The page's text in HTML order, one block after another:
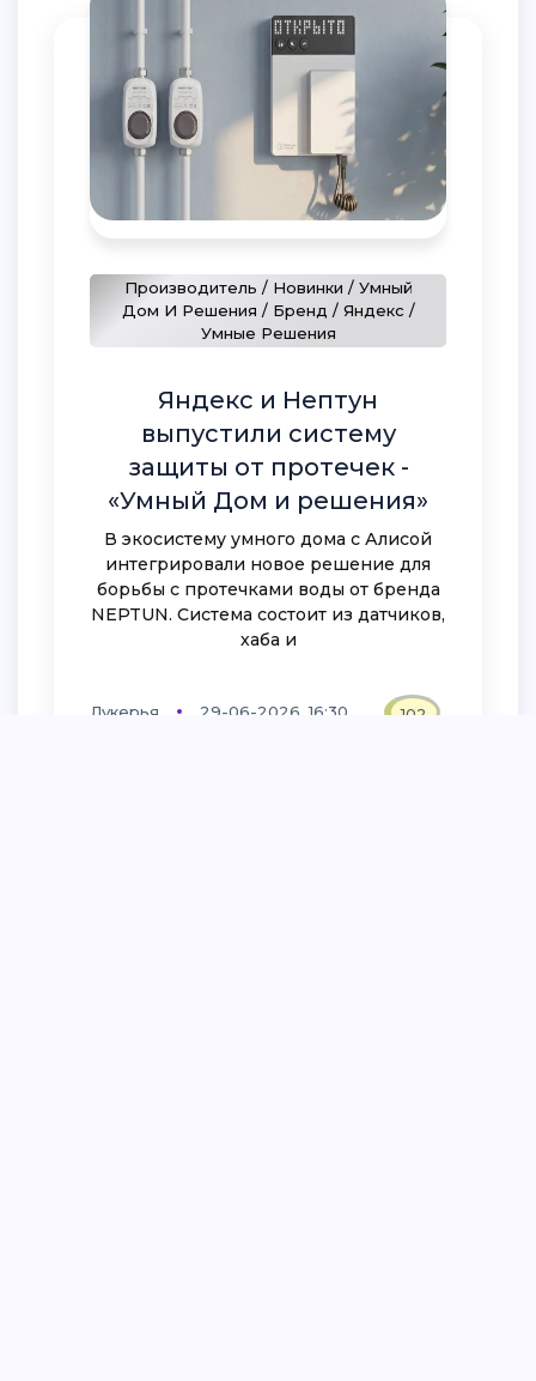
Производитель / Новинки / Умный
Дом И Решения / Бренд / Яндекс /
Умные Решения
Яндекс и Нептун
выпустили систему
защиты от протечек -
«Умный Дом и решения»
В экосистему умного дома с Алисой
интегрировали новое решение для
борьбы с протечками воды от бренда
NEPTUN. Система состоит из датчиков,
хаба и
Лукерья 29-06-2026, 16:30 102